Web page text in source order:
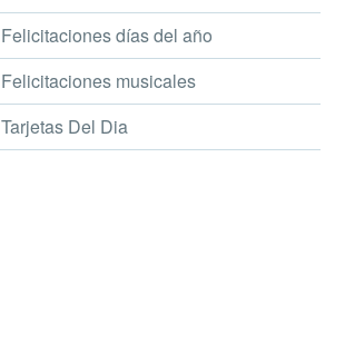
Felicitaciones días del año
Felicitaciones musicales
Tarjetas Del Dia